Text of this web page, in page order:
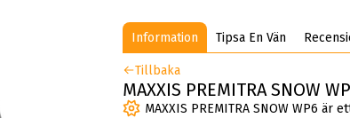
Information Tipsa En Vän
Tillbaka
MAXXIS PREMITRA SNOW
MAXXIS PREMITRA SNOW WP6 är